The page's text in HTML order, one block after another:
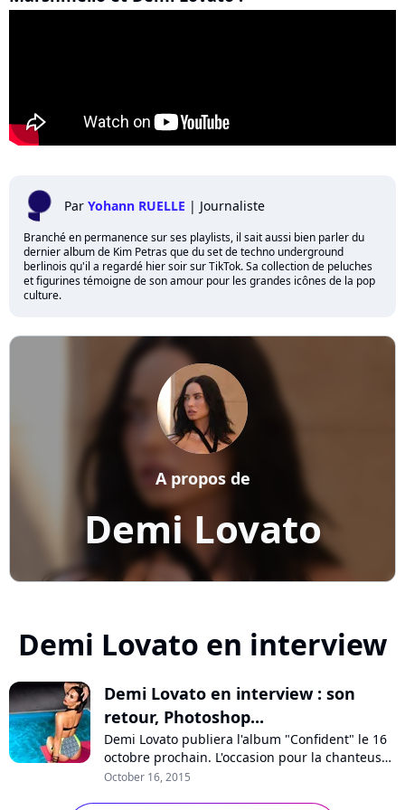
Par Yohann RUELLE | Journaliste
Branché en permanence sur ses playlists, il sait aussi bien parler du
dernier album de Kim Petras que du set de techno underground
berlinois qu'il a regardé hier soir sur TikTok. Sa collection de peluches
et figurines témoigne de son amour pour les grandes icônes de la pop
culture.
Demi Lovato
A propos de
Demi Lovato en interview
Demi Lovato en interview : son
retour, Photoshop...
Demi Lovato publiera l'album "Confident" le 16
octobre prochain. L'occasion pour la chanteuse
d'évoquer sa nouvelle image très sexy, la
October 16, 2015